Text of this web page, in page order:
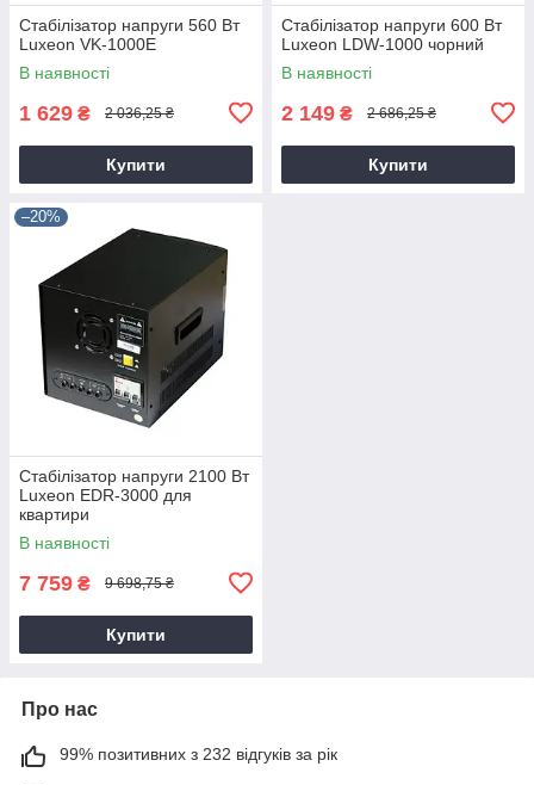
Стабілізатор напруги 560 Вт
Luxeon VK-1000E
В наявності
1 629 ₴ 2 036,25 ₴
Купити
Стабілізатор напруги 600 Вт
Luxeon LDW-1000 чорний
В наявності
2 149 ₴ 2 686,25 ₴
Купити
–20%
Стабілізатор напруги 2100 Вт
Luxeon EDR-3000 для
квартири
В наявності
7 759 ₴ 9 698,75 ₴
Купити
Про нас
99% позитивних з 232 відгуків за рік